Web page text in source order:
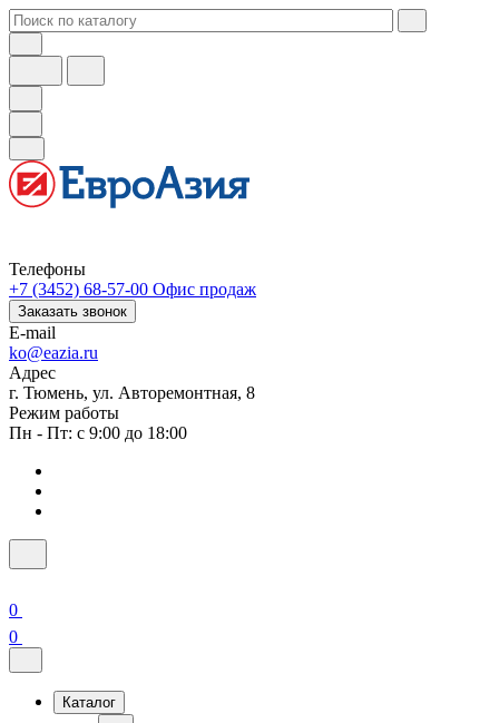
Телефоны
+7 (3452) 68-57-00 Офис продаж
Заказать звонок
E-mail
ko@eazia.ru
Адрес
г. Тюмень, ул. Авторемонтная, 8
Режим работы
Пн - Пт: с 9:00 до 18:00
0
0
Каталог